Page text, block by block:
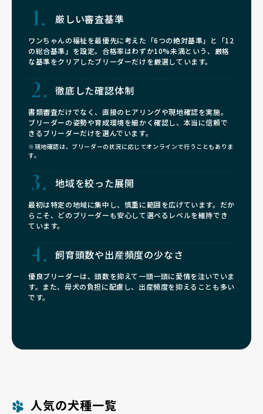
厳しい審査基準
ワンちゃんの福祉を最優先に考えた「6つの絶対基準」と「12
の総合基準」を設定。合格率はわずか10%未満という、厳格
な基準をクリアしたブリーダーだけを厳選しています。
徹底した確認体制
書類審査だけでなく、直接のヒアリングや現地確認を実施。
ブリーダーの姿勢や育成環境を細かく確認し、本当に信頼で
きるブリーダーだけを選んでいます。
※現地確認は、ブリーダーの状況に応じてオンラインで行うこともありま
す。
地域を絞った展開
最初は特定の地域に集中し、慎重に範囲を広げています。だか
らこそ、どのブリーダーも安心して選べるレベルを維持でき
ています。
飼育頭数や出産頻度の少なさ
優良ブリーダーは、頭数を抑えて一頭一頭に愛情を注いでいま
す。また、母犬の負担に配慮し、出産頻度を抑えることも多い
です。
人気の犬種一覧